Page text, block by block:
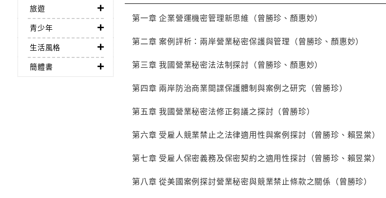
旅遊
青少年
生活風格
簡體書
第一章 企業營運機密管理新思維（曾勝珍、顏惠妙）
第二章 案例評析：兩岸營業秘密保護與管理（曾勝珍、顏惠妙）
第三章 我國營業秘密法法制探討（曾勝珍、顏惠妙）
第四章 兩岸防治商業間諜保護體制與案例之研究（曾勝珍）
第五章 我國營業秘密法修正芻議之探討（曾勝珍）
第六章 受雇人競業禁止之法律適用性與案例探討（曾勝珍、賴昱棠）
第七章 受雇人保密義務及保密契約之適用性探討（曾勝珍、賴昱棠）
第八章 從美國案例探討營業秘密與競業禁止條款之關係（曾勝珍）